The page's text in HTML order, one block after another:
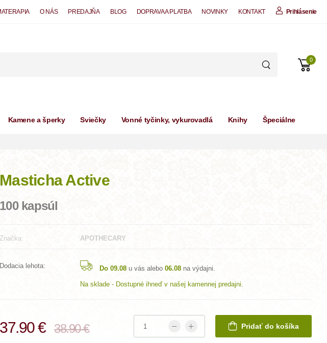
O NÁS PREDAJŇA BLOG DOPRAVA A PLATBA NOVINKY KONTAKT Prihlásenie
0
Kamene a šperky Sviečky Vonné tyčinky, vykurovadlá Knihy Špeciálne
Masticha Active
100 kapsúl
Značka: APOTHECARY
Dodacia lehota: Do 09.08 u vás alebo 06.08 na výdajni.
Na sklade - Dostupné ihneď v našej kamennej predajni.
37.90 € 38.90 € Pridať do košíka